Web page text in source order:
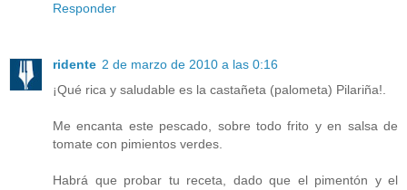
Responder
ridente 2 de marzo de 2010 a las 0:16
¡Qué rica y saludable es la castañeta (palometa) Pilariña!.
Me encanta este pescado, sobre todo frito y en salsa de
tomate con pimientos verdes.
Habrá que probar tu receta, dado que el pimentón y el